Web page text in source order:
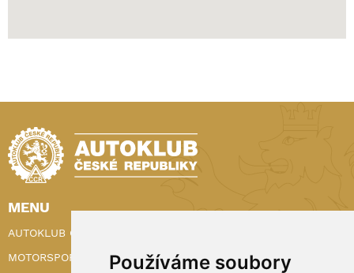
Používáme soubory
MENU
AUTOKLUB ČR
MOTORSPORT